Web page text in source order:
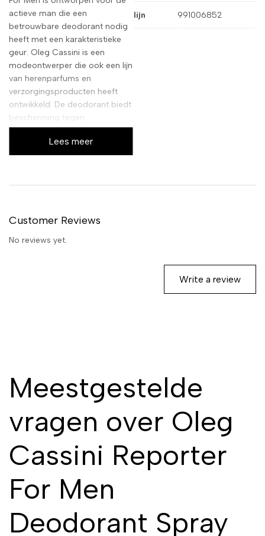
actieve man die een
betrouwbare deodorant nodig
heeft met een karakteristieke
geur. Oleg Cassini is een
modeontwerper die ook een lijn
van herenparfums en
verzorgingsproducten heeft
ontwikkeld. De deodorant biedt
bescherming tegen
transpiratiegeuren en kan
dagelijks worden gebruikt. De
75ml verpakking is compact en
sporttas. De geur is
parfumlijn.
Lees meer
lijn 991006852
Customer Reviews
No reviews yet.
Write a review
Meestgestelde
vragen over Oleg
Cassini Reporter
For Men
Deodorant Spray